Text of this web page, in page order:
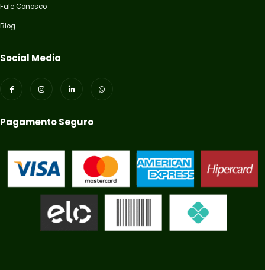
Fale Conosco
Blog
Social Media
Pagamento Seguro